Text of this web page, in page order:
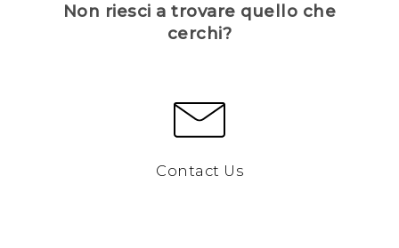
Non riesci a trovare quello che
cerchi?
Contact Us